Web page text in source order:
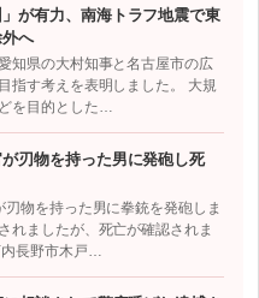
が有力、南海トラフ地震で東
へ
知県の大村知事と名古屋市の広
指す考えを表明しました。 大規
を目的とした…
刃物を持った男に発砲し死
物を持った男に拳銃を発砲しま
れましたが、死亡が確認されま
長野市木戸…